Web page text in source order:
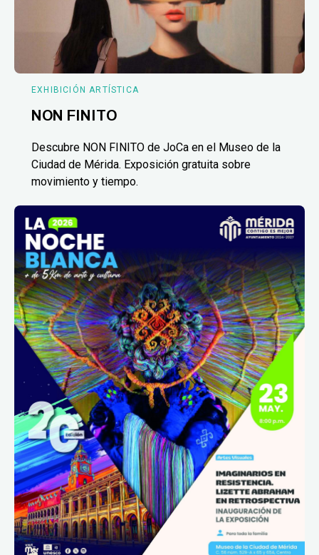
EXHIBICIÓN ARTÍSTICA
NON FINITO
Descubre NON FINITO de JoCa en el Museo de la
Ciudad de Mérida. Exposición gratuita sobre
movimiento y tiempo.